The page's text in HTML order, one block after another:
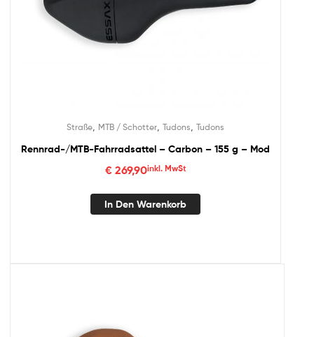
Straße MTB / Schotter Tudons Tudons
Rennrad-/MTB-Fahrradsattel – Carbon – 155 g – Mod
€269,90inkl. MwSt
In Den Warenkorb